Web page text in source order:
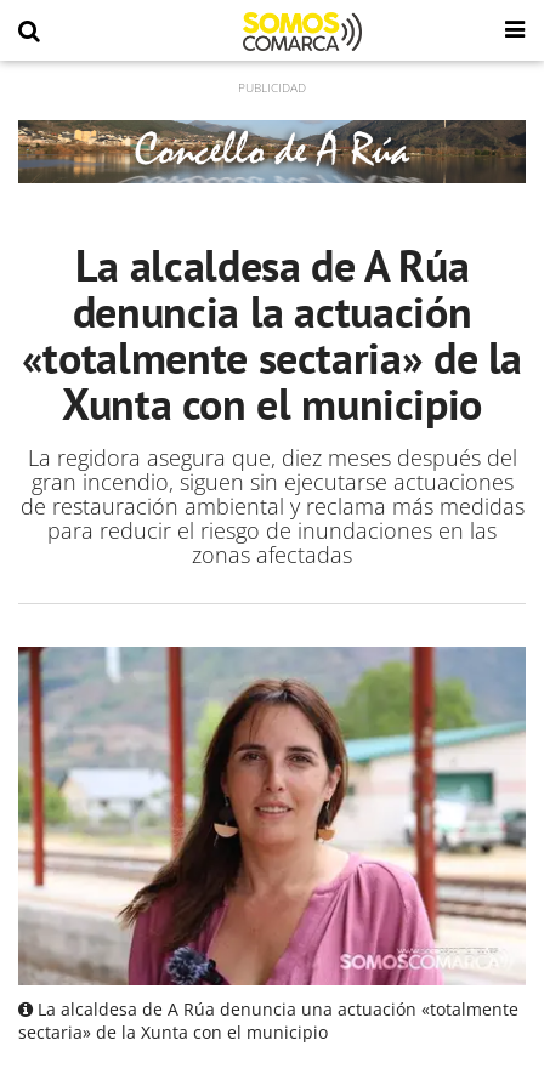
La alcaldesa de A Rúa
denuncia la actuación
«totalmente sectaria» de la
Xunta con el municipio
La regidora asegura que, diez meses después del
gran incendio, siguen sin ejecutarse actuaciones
de restauración ambiental y reclama más medidas
para reducir el riesgo de inundaciones en las
zonas afectadas
La alcaldesa de A Rúa denuncia una actuación «totalmente
sectaria» de la Xunta con el municipio